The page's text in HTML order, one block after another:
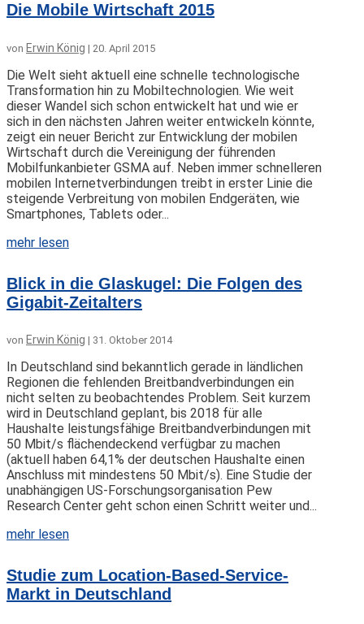
Die Mobile Wirtschaft 2015
von Erwin König | 20. April 2015
Die Welt sieht aktuell eine schnelle technologische
Transformation hin zu Mobiltechnologien. Wie weit
dieser Wandel sich schon entwickelt hat und wie er
sich in den nächsten Jahren weiter entwickeln könnte,
zeigt ein neuer Bericht zur Entwicklung der mobilen
Wirtschaft durch die Vereinigung der führenden
Mobilfunkanbieter GSMA auf. Neben immer schnelleren
mobilen Internetverbindungen treibt in erster Linie die
steigende Verbreitung von mobilen Endgeräten, wie
Smartphones, Tablets oder...
mehr lesen
Blick in die Glaskugel: Die Folgen des
Gigabit-Zeitalters
von Erwin König | 31. Oktober 2014
In Deutschland sind bekanntlich gerade in ländlichen
Regionen die fehlenden Breitbandverbindungen ein
nicht selten zu beobachtendes Problem. Seit kurzem
wird in Deutschland geplant, bis 2018 für alle
Haushalte leistungsfähige Breitbandverbindungen mit
50 Mbit/s flächendeckend verfügbar zu machen
(aktuell haben 64,1% der deutschen Haushalte einen
Anschluss mit mindestens 50 Mbit/s). Eine Studie der
unabhängigen US-Forschungsorganisation Pew
Research Center geht schon einen Schritt weiter und...
mehr lesen
Studie zum Location-Based-Service-
Markt in Deutschland